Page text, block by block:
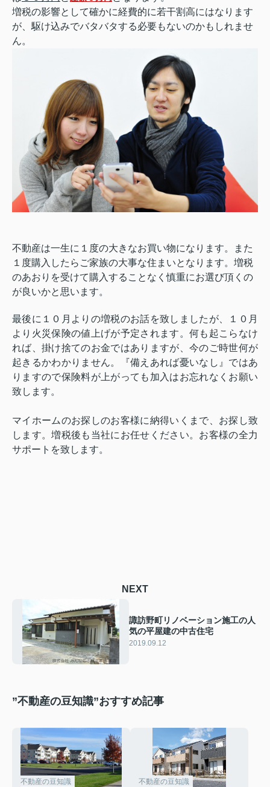
増税の影響として確かに経費的に若干割高にはなります
が、駆け込みでバタバタする必要もないのかもしれませ
ん。
不動産は一生に１度の大きなお買い物になります。また
１度購入したらご家族の大事な住まいとなります。増税
のあおりを受けて購入することなく慎重にお選び頂くの
が良いかと思います。
最後に１０月よりの増税のお話を致しましたが、１０月
より火災保険の値上げが予定されます。何も起こらなけ
れば、掛け捨てのお金ではありますが、今のご時世何が
起きるかわかりません。『備えあれば憂いなし』ではあ
りますので保険料が上がっても加入はお忘れなくお願い
致します。
マイホームのお探しのお客様に納得いくまで、お探し致
します。増税後も当社にお任せください。お客様の全力
サポートを致します。
NEXT
諏訪野町リノベーション施工の人
気の平屋建の中古住宅
2019.09.12
”不動産の豆知識”おすすめ記事
不動産の豆知識 不動産の豆知識